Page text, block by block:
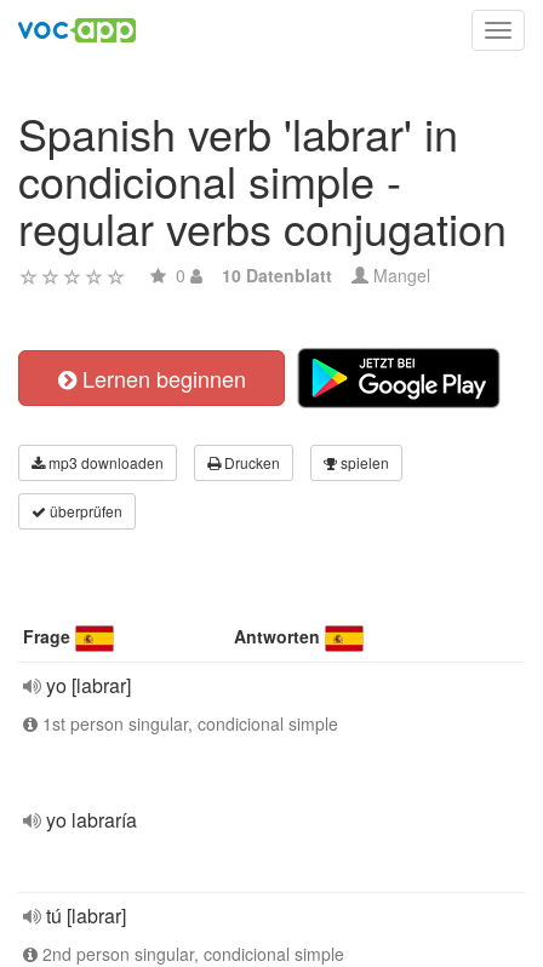
Spanish verb 'labrar' in
condicional simple -
regular verbs conjugation
0 10 Datenblatt Mangel
Lernen beginnen
mp3 downloaden Drucken spielen
überprüfen
Frage Antworten
yo [labrar]
1st person singular, condicional simple
yo labraría
tú [labrar]
2nd person singular, condicional simple